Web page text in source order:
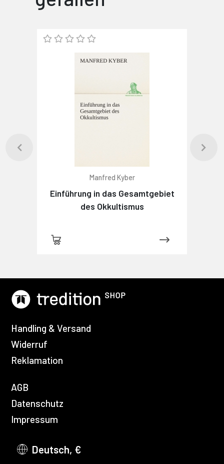
Manfred Kyber
Einführung in das Gesamtgebiet
des Okkultismus
Handling & Versand
Widerruf
Reklamation
AGB
Datenschutz
Impressum
Deutsch, €